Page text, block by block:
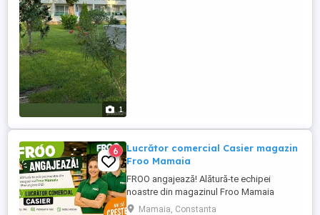
1
6
Lucrător comercial Casier magazin
Froo Mamaia
FROO angajează! Alătură-te echipei
noastre din magazinul Froo Mamaia
(strada Prelungirea D12) locul unde
Mamaia, Constanta